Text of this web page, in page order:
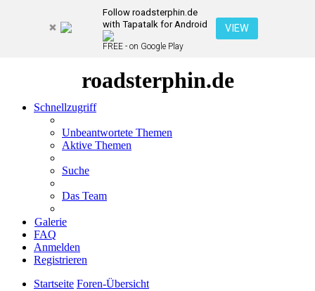
Follow roadsterphin.de
with Tapatalk for Android
FREE - on Google Play
VIEW
roadsterphin.de
Schnellzugriff
Unbeantwortete Themen
Aktive Themen
Suche
Das Team
Galerie
FAQ
Anmelden
Registrieren
Startseite Foren-Übersicht